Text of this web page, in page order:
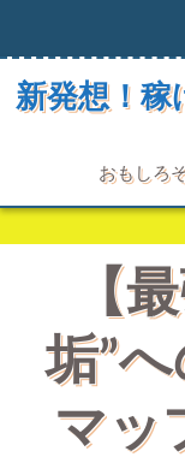
テ
プ
新発想！
おもしろ
【
垢”
マッ